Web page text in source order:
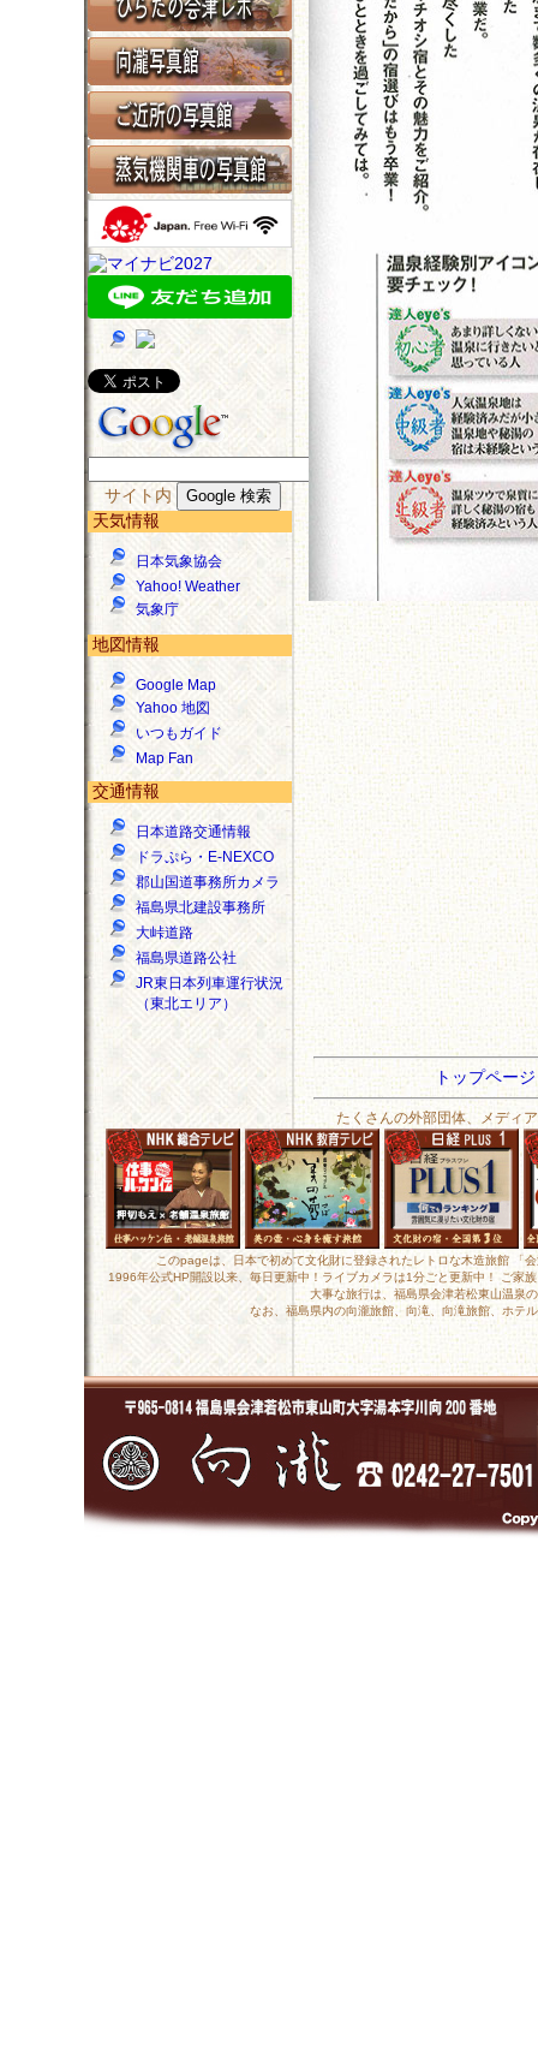
サイト内
天気情報
日本気象協会
Yahoo! Weather
気象庁
地図情報
Google Map
Yahoo 地図
いつもガイド
Map Fan
交通情報
日本道路交通情報
ドラぷら・E-NEXCO
郡山国道事務所カメラ
福島県北建設事務所
大峠道路
福島県道路公社
JR東日本列車運行状況
（東北エリア）
トップペー
たくさんの外部団体、メディ
このpageは、日本で初めて文化財に登録されたレトロな木造旅館
1996年公式HP開設以来、毎日更新中！ライブカメラは1分ごと更新中！ ご家
大事な旅行は、福島県会津若松東山温泉
なお、福島県内の向瀧旅館、向滝、向滝旅館、ホテ